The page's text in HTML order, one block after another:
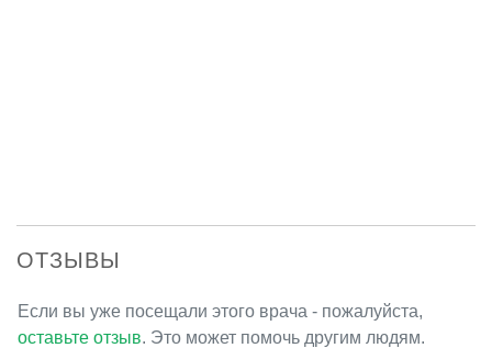
ОТЗЫВЫ
Если вы уже посещали этого врача - пожалуйста,
оставьте отзыв. Это может помочь другим людям.